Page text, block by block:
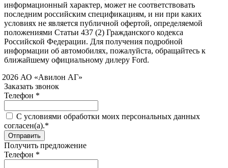
информационный характер, может не соответствовать
последним российским спецификациям, и ни при каких
условиях не является публичной офертой, определяемой
положениями Статьи 437 (2) Гражданского кодекса
Российской Федерации. Для получения подробной
информации об автомобилях, пожалуйста, обращайтесь к
ближайшему официальному дилеру Ford.
АО «Авилон АГ»
Заказать звонок
Телефон *
C условиями обработки моих персональных данных
согласен(а).*
Получить предложение
Телефон *